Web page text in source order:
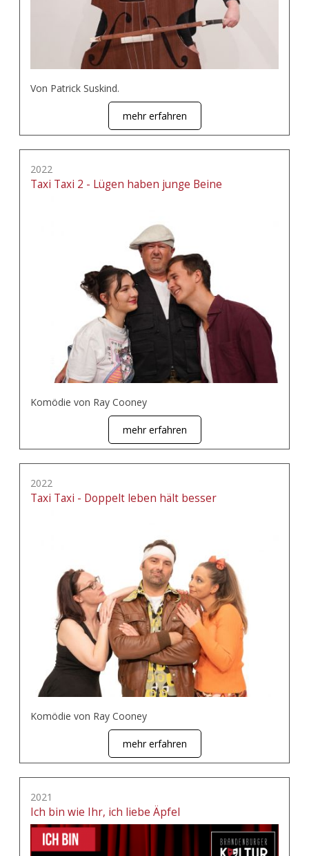
Von Patrick Suskind.
mehr erfahren
2022
Taxi Taxi 2 - Lügen haben junge Beine
Komödie von Ray Cooney
mehr erfahren
2022
Taxi Taxi - Doppelt leben hält besser
Komödie von Ray Cooney
mehr erfahren
2021
Ich bin wie Ihr, ich liebe Äpfel